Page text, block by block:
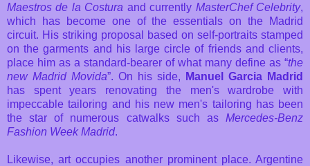
Maestros de la Costura and currently MasterChef Celebrity,
which has become one of the essentials on the Madrid
circuit. His striking proposal based on self-portraits stamped
on the garments and his large circle of friends and clients,
place him as a standard-bearer of what many define as “the
new Madrid Movida”. On his side,
Manuel Garcia Madrid
has spent years renovating the men's wardrobe with
impeccable tailoring and his new men's tailoring has been
the star of numerous catwalks such as Mercedes-Benz
Fashion Week Madrid.
Likewise, art occupies another prominent place. Argentine